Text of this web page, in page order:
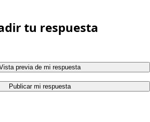
tu respuesta
previa de mi respuesta
Publicar mi respuesta